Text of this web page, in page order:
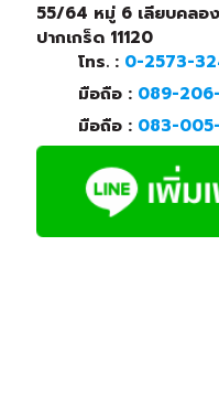
55/64 หมู่ 6 เลียบคลอง
ปากเกร็ด 11120
โทร. : 0-2573-
มือถือ : 089-
มือถือ : 083-